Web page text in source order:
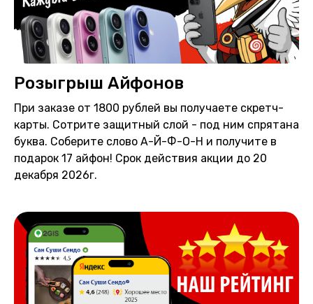
Розыгрыш Айфонов
При заказе от 1800 рублей вы получаете скретч-
карты. Сотрите защитный слой - под ним спрятана
буква. Соберите слово А-Й-Ф-О-Н и получите в
подарок 17 айфон! Срок действия акции до 20
декабря 2026г.